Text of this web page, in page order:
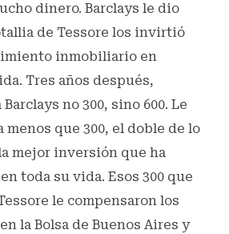
dinero. Barclays le dio
de Tessore los invirtió
inmobiliario en
Tres años después,
no 300, sino 600. Le
menos que 300, el doble de lo
mejor inversión que ha
toda su vida. Esos 300 que
le compensaron los
la Bolsa de Buenos Aires y